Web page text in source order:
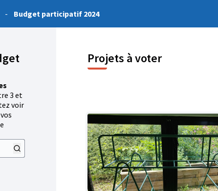
- Budget participatif 2024
3 et
voir
Projets à voter